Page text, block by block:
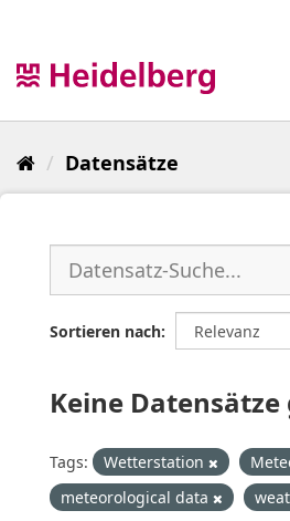
Datensätze
Sortieren nach
Keine
Tags: Wetterstation
meteorological data